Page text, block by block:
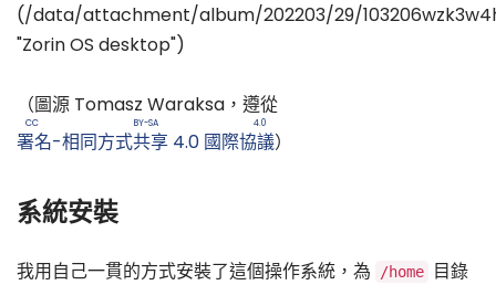
(/data/attachment/album/202203/29/
"Zorin OS desktop")
（圖源 Tomasz Waraksa，遵從
署名-相同方式共享 4.0 國際協議
CC BY-SA 4.0
）
系統安裝
我用自己一貫的方式安裝了這個操作系統，為 /home
目錄